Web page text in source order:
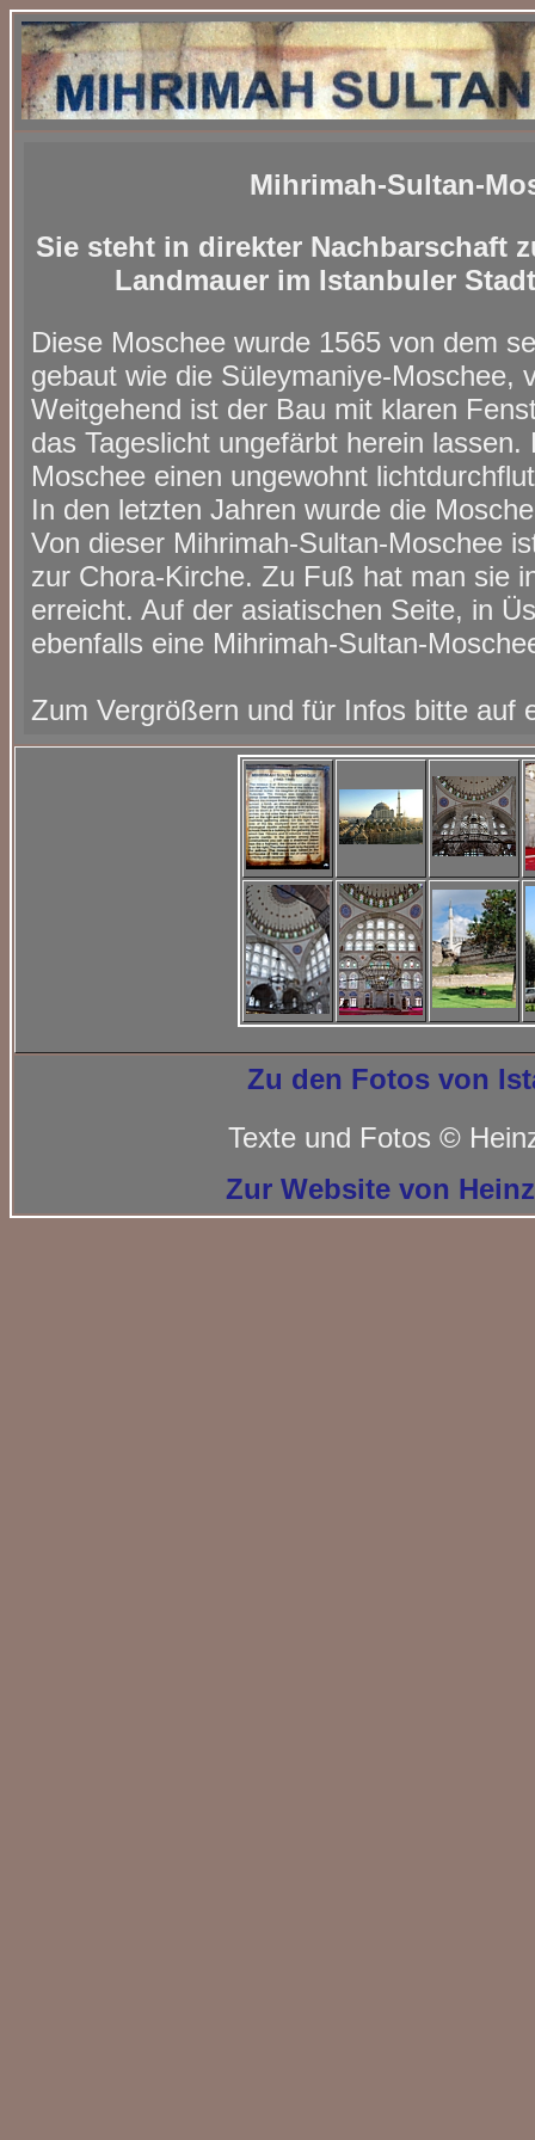
Mihrimah-Sultan-
Sie steht in direkter Nachbarschaft
Landmauer im Istanbuler
Diese Moschee wurde 1565 von dem
gebaut wie die Süleymaniye-Moschee,
Weitgehend ist der Bau mit klaren
das Tageslicht ungefärbt herein
Moschee einen ungewohnt
In den letzten Jahren wurde die
Von dieser Mihrimah-Sultan-Moschee
zur Chora-Kirche. Zu Fuß hat man sie
erreicht. Auf der asiatischen Seite, in
ebenfalls eine Mihrimah-Sultan-
Zum Vergrößern und für Infos bitte auf
Zu den Fotos von
Texte und Fotos ©
Zur Website von